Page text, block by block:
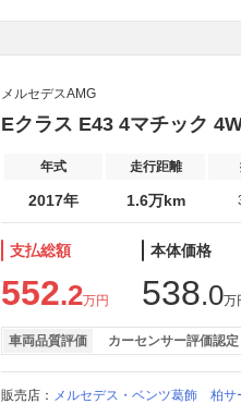
メルセデスAMG
Eクラス E43 4マチック
年式 走行距離
2017年 1.6万km
支払総額
552.2万円
本体価格
538.0万
車両品質評価 カーセンサー評価認定
販売店： メルセデス・ベンツ葛飾 柏サ